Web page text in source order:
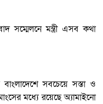
সম্মেলনে মন্ত্রী এসব কথা
সবচেয়ে সস্তা ও
মধ্যে রয়েছে অ্যামাইনো